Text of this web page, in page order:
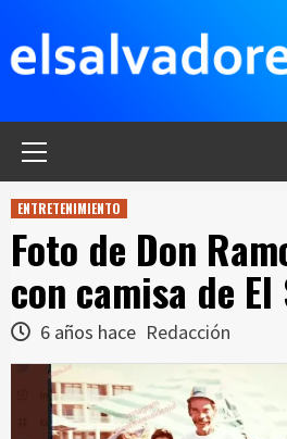
contenido
ENTRETENIMIENTO
Foto de Don
con camisa de
6 años hace Redacción